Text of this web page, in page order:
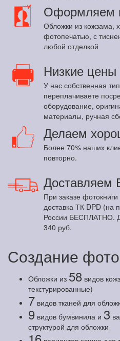
Оформляем
Обложки из кожзама,
фотопечатью, с
любой отделкой
Низкие цены
У нас собственная
переплачиваете
оборудование,
материалы, ручная
Делаем
Более 70% наших
повторно.
При заказе
доставка ТК DPD (на
России БЕСПЛАТНО.
340 руб.
Создание
Обложки из 58 видов
текстурированные)
7 видов тканей для
9 видов бумвинила и 3
структурой для обложки